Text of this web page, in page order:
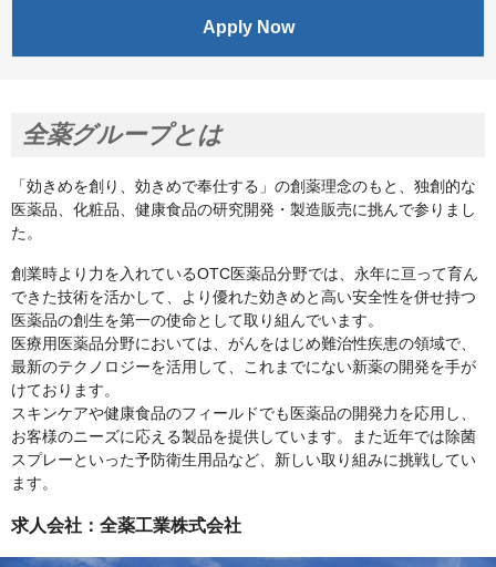
Apply Now
全薬グループとは
「効きめを創り、効きめで奉仕する」の創薬理念のもと、独創的な
医薬品、化粧品、健康食品の研究開発・製造販売に挑んで参りまし
た。
創業時より力を入れているOTC医薬品分野では、永年に亘って育ん
できた技術を活かして、より優れた効きめと高い安全性を併せ持つ
医薬品の創生を第一の使命として取り組んでいます。
医療用医薬品分野においては、がんをはじめ難治性疾患の領域で、
最新のテクノロジーを活用して、これまでにない新薬の開発を手が
けております。
スキンケアや健康食品のフィールドでも医薬品の開発力を応用し、
お客様のニーズに応える製品を提供しています。また近年では除菌
スプレーといった予防衛生用品など、新しい取り組みに挑戦してい
ます。
求人会社：全薬工業株式会社